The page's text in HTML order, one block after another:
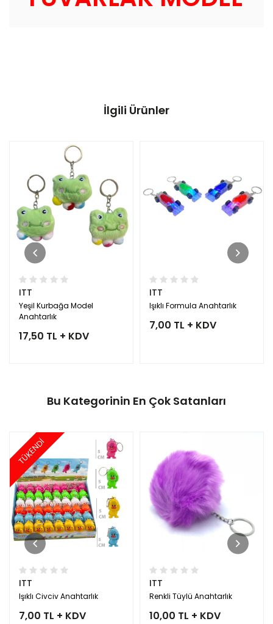
İlgili Ürünler
ITT
Yeşil Kurbağa Model
Anahtarlık
17,50 TL + KDV
ITT
Işıklı Formula Anahtarlık
7,00 TL + KDV
Bu Kategorinin En Çok Satanları
TÜKENDİ
ITT
Işıklı Civciv Anahtarlık
7,00 TL + KDV
ITT
Renkli Tüylü Anahtarlık
10,00 TL + KDV